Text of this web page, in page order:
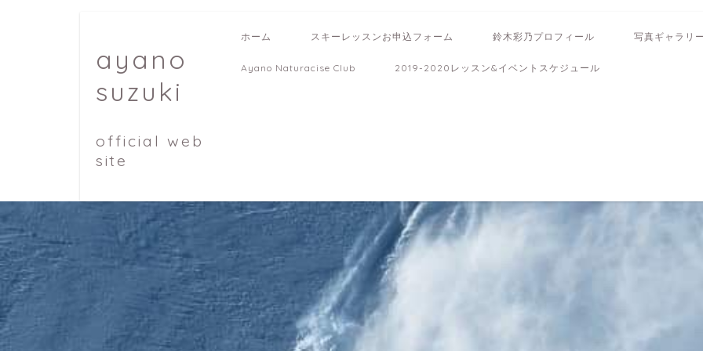
ayano
suzuki
official web
site
ホーム スキーレッスンお申込フォーム 鈴木彩乃プロフィール 写真ギャラリ
Ayano Naturacise Club 2019-2020レッスン&イベントスケジュール